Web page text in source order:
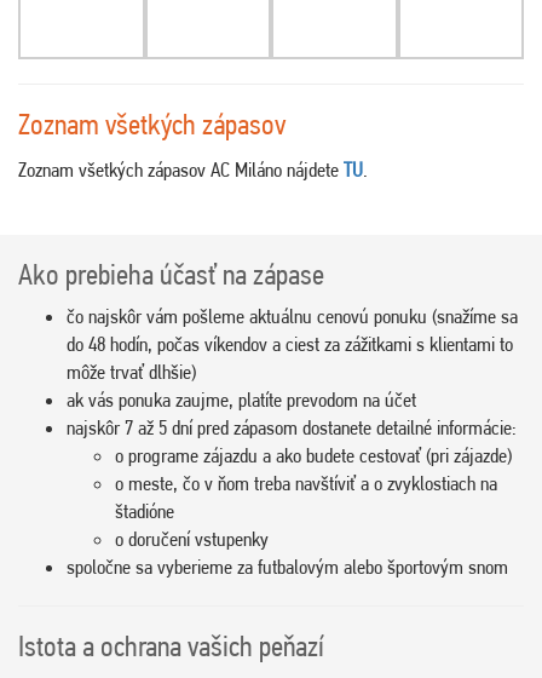
Zoznam všetkých zápasov
Zoznam všetkých zápasov AC Miláno nájdete TU.
Ako prebieha účasť na zápase
čo najskôr vám pošleme aktuálnu cenovú ponuku (snažíme sa
do 48 hodín, počas víkendov a ciest za zážitkami s klientami to
môže trvať dlhšie)
ak vás ponuka zaujme, platíte prevodom na účet
najskôr 7 až 5 dní pred zápasom dostanete detailné informácie:
o programe zájazdu a ako budete cestovať (pri zájazde)
o meste, čo v ňom treba navštíviť a o zvyklostiach na
štadióne
o doručení vstupenky
spoločne sa vyberieme za futbalovým alebo športovým snom
Istota a ochrana vašich peňazí